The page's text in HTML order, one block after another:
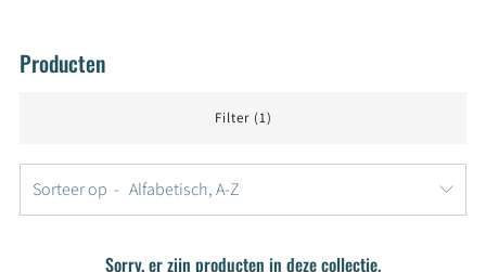
Producten
Filter (1)
Sorteer op
Sorry, er zijn producten in deze collectie.